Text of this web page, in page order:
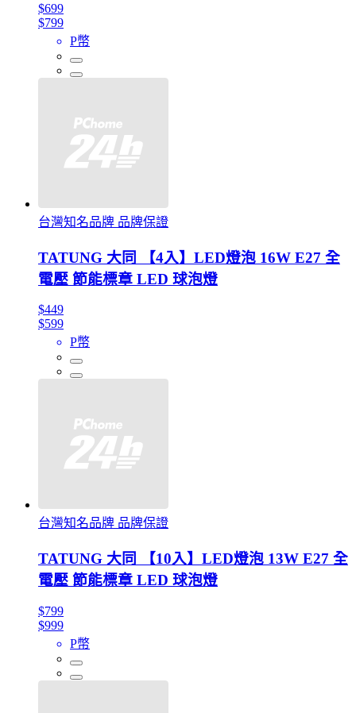
$699
$799
P幣
台灣知名品牌 品牌保證
TATUNG 大同 【4入】LED燈泡 16W E27 全
電壓 節能標章 LED 球泡燈
$449
$599
P幣
台灣知名品牌 品牌保證
TATUNG 大同 【10入】LED燈泡 13W E27 全
電壓 節能標章 LED 球泡燈
$799
$999
P幣